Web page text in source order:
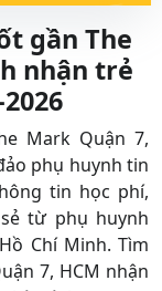
gần The
nhận trẻ
Mark Quận 7,
phụ huynh tin
tin học phí,
từ phụ huynh
Chí Minh. Tìm
7, HCM nhận